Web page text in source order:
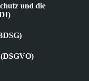
und die